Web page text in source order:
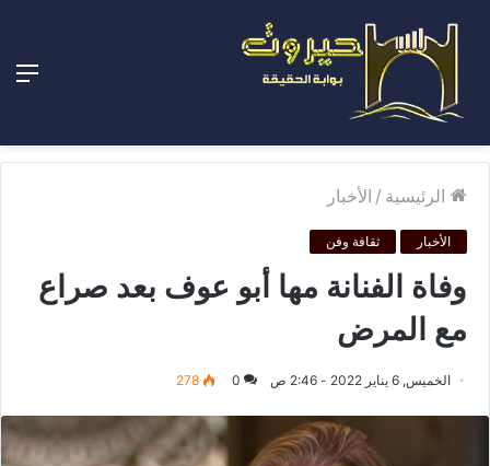
الرئيسية / الأخبار
الأخبار ثقافة وفن
وفاة الفنانة مها أبو عوف بعد صراع
مع المرض
الخميس, 6 يناير 2022 - 2:46 ص 0
278